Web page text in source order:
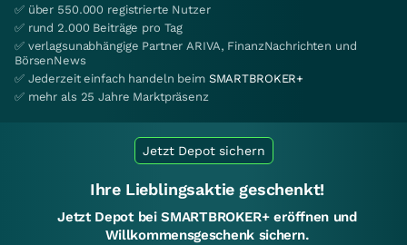
✅ über 550.000 registrierte Nutzer
✅ rund 2.000 Beiträge pro Tag
✅ verlagsunabhängige Partner ARIVA, FinanzNachrichten und
BörsenNews
✅ Jederzeit einfach handeln beim SMARTBROKER+
✅ mehr als 25 Jahre Marktpräsenz
Jetzt Depot sichern
Ihre Lieblingsaktie geschenkt!
Jetzt Depot bei SMARTBROKER+ eröffnen und
Willkommensgeschenk sichern.